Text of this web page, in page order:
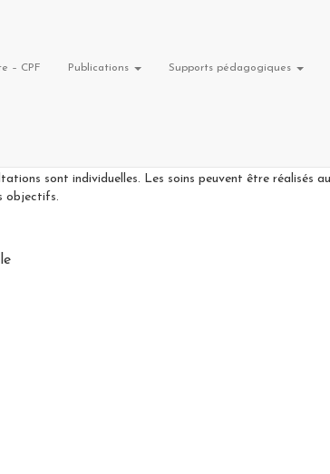
– CPF Publications Supports pédagogiques
– GROSSESSE et POST PARTUM (périnée,
sont individuelles. Les soins peuvent être réalisés
objectifs.